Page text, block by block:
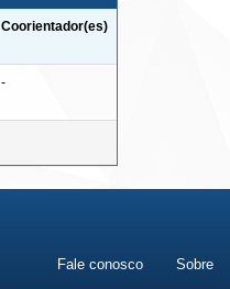
Coorientador(es)
-
Fale conosco Sobre